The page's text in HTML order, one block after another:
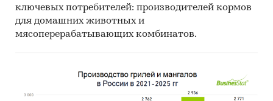
ключевых потребителей: производителей кормов
для домашних животных и
мясоперерабатывающих комбинатов.